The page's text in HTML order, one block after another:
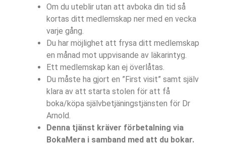
Om du uteblir utan att avboka din tid så
kortas ditt medlemskap ner med en vecka
varje gång.
Du har möjlighet att frysa ditt medlemskap
en månad mot uppvisande av läkarintyg.
Ett medlemskap kan ej överlåtas.
Du måste ha gjort en ”First visit” samt själv
klara av att starta stolen för att få
boka/köpa självbetjäningstjänsten för Dr
Arnold.
Denna tjänst kräver förbetalning via
BokaMera i samband med att du bokar.